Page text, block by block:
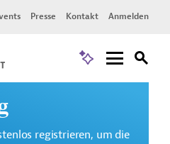
Presse Kontakt Anmelden
registrieren, um die